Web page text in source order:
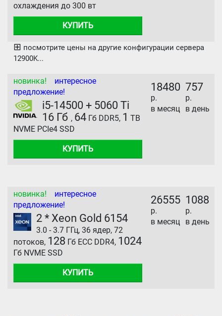
охлаждения до 300 вт
КУПИТЬ
⊞ посмотрите цены на другие конфигурации сервера
12900K...
новинка! интересное
предложение!
i5-14500 + 5060 Ti
16 Гб , 64 Гб DDR5, 1 TB
NVME PCIe4 SSD
КУПИТЬ
18480
р.
в месяц
757
р.
в день
новинка! интересное
предложение!
2 * Xeon Gold 6154
3.0 - 3.7 ГГц, 36 ядер, 72
потоков, 128 Гб ECC DDR4, 1024
Гб NVME SSD
КУПИТЬ
26555
р.
в месяц
1088
р.
в день